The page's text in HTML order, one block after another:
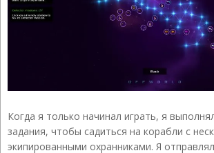
Когда я только начинал играть, я
задания, чтобы садиться на корабли с
экипированными охранниками. Я